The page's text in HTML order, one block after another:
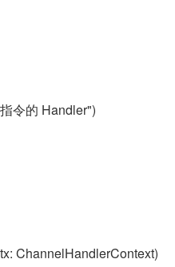
令的 Handler")
ChannelHandlerContext)